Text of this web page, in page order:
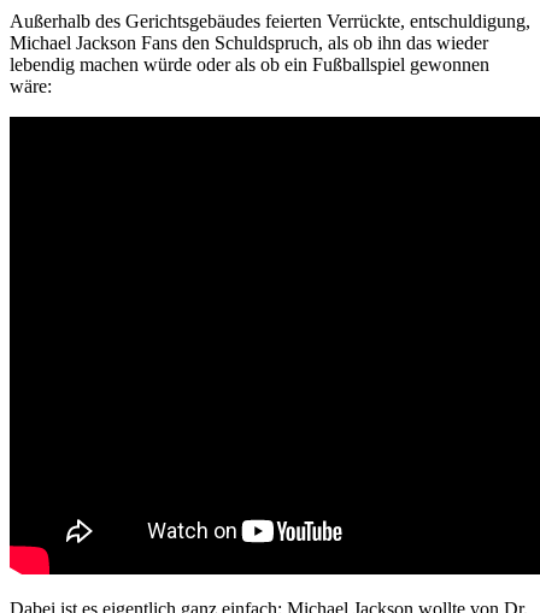
Außerhalb des Gerichtsgebäudes feierten Verrückte, entschuldigung,
Michael Jackson Fans den Schuldspruch, als ob ihn das wieder
lebendig machen würde oder als ob ein Fußballspiel gewonnen
wäre:
Dabei ist es eigentlich ganz einfach: Michael Jackson wollte von Dr.